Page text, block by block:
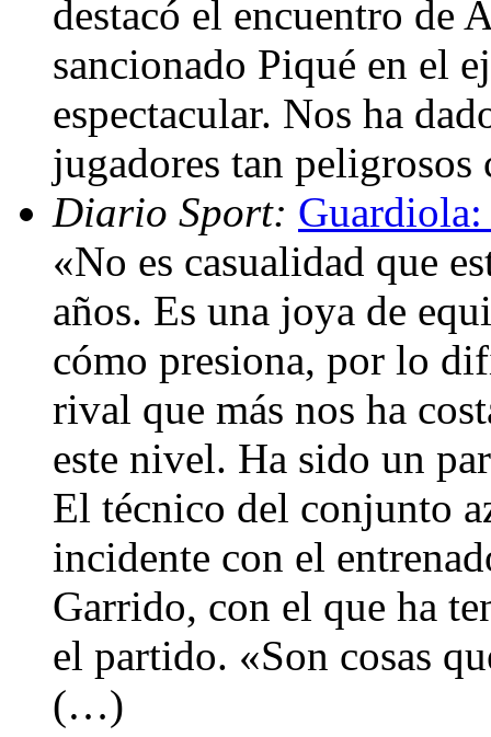
destacó el encuentro de
sancionado Piqué en el
espectacular. Nos ha
jugadores tan
Diario Sport:
«No es casualidad que
años. Es una joya de
cómo presiona, por lo
rival que más nos ha
este nivel. Ha sido un
El técnico del conjunto
incidente con el
Garrido, con el que ha
el partido. «Son cosas
(…)